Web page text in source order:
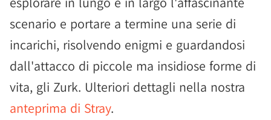
scenario e portare a termine una serie di
incarichi, risolvendo enigmi e guardandosi
dall'attacco di piccole ma insidiose forme di
vita, gli Zurk. Ulteriori dettagli nella nostra
anteprima di Stray.